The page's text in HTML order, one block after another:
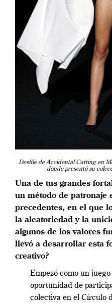
Desfile de Accidental Cutting en
donde presentó su
Una de tus grandes
un método de patronaje
precedentes, en el que
la aleatoriedad y la
algunos de los valores
llevó a desarrollar esta
creativo?
Empezó como un
oportunidad de
colectiva en el Círculo